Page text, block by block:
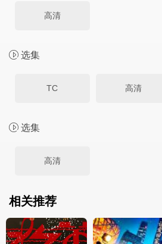
高清
选集
TC 高清
选集
高清
相关推荐